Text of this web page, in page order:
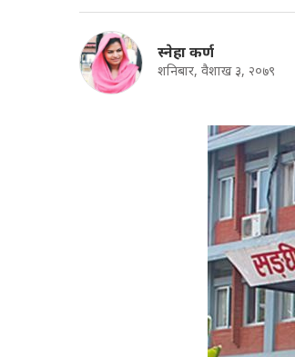
स्नेहा कर्ण
शनिबार, वैशाख ३, २०७९